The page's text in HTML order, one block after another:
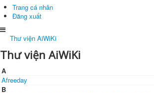
Trang cá nhân
Đăng xuất
Thư viện AiWiKi
Thư viện AiWiKi
A
Afreeday
B